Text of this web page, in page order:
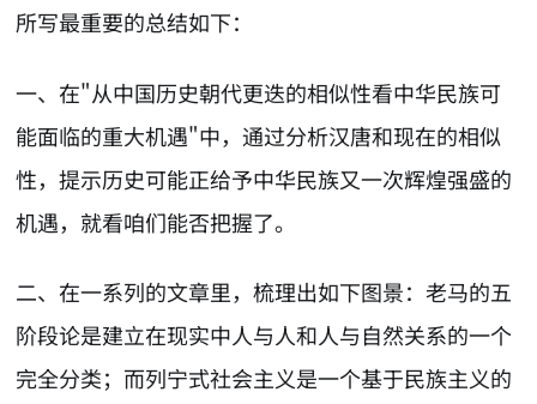
所写最重要的总结如下：
一、在"从中国历史朝代更迭的相似性看中华民族可
能面临的重大机遇"中，通过分析汉唐和现在的相似
性，提示历史可能正给予中华民族又一次辉煌强盛的
机遇，就看咱们能否把握了。
二、在一系列的文章里，梳理出如下图景：老马的五
阶段论是建立在现实中人与人和人与自然关系的一个
完全分类；而列宁式社会主义是一个基于民族主义的